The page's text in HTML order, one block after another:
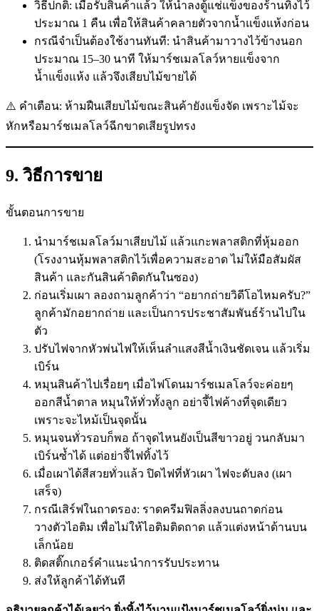
วิธีปกติ: เมื่อรับสินค้าแล้ว ให้นำลงตู้แช่แข็งของร้านทิ้งไว้
ประมาณ 1 คืน เพื่อให้สินค้าคลายตัวจากน้ำแข็งแห้งก่อน
กรณีจำเป็นต้องใช้งานทันที: นำสินค้ามาวางไว้ข้างนอก
ประมาณ 15–30 นาที ให้มาร์ชเมลโลว์หายแข็งจาก
น้ำแข็งแห้ง แล้วจึงเสียบไม้ขายได้
⚠️ คำเตือน: ห้ามฝืนเสียบไม้ขณะสินค้ายังแข็งจัด เพราะไม้จะ
หักหรือมาร์ชเมลโลว์ฉีกขาดเสียรูปทรง
9. วิธีการขาย
ขั้นตอนการขาย
นำมาร์ชเมลโลว์มาเสียบไม้ แล้วแกะพลาสติกที่หุ้มออก
(โรงงานหุ้มพลาสติกไว้เพื่อความสะอาด ไม่ให้มือสัมผัส
สินค้า และกันสินค้าติดกันในซอง)
ก่อนเริ่มเผา ลองถามลูกค้าว่า “อยากถ่ายวิดีโอไหมครับ?”
ลูกค้ามักอยากถ่าย และเป็นการประชาสัมพันธ์ร้านไปใน
ตัว
ปรับไฟจากหัวพ่นไฟให้เห็นลำแสงสีน้ำเงินชัดเจน แล้วเริ่ม
เบิร์น
หมุนสินค้าไปเรื่อยๆ เมื่อไฟโดนมาร์ชเมลโลว์จะค่อยๆ
ออกสีน้ำตาล หมุนให้ทั่วทั้งลูก อย่าจี้ไฟค้างที่จุดเดียว
เพราะจะไหม้เป็นจุดนั้น
หมุนจนทั่วรอบก็พอ ถ้าจุดไหนยังเป็นสีขาวอยู่ วนกลับมา
เบิร์นซ้ำได้ แต่อย่าจี้ไฟทิ้งไว้
เมื่อเผาได้สีสวยทั่วแล้ว ปิดไฟที่หัวเผา ไฟจะดับลง (เผา
เสร็จ)
กรณีเสิร์ฟในถาดรอง: ราดครีมฟิลลิ่งลงบนถาดก่อน
วางตัวไอติม เพื่อไม่ให้ไอติมติดถาด แล้วแต่งหน้าด้านบน
เล็กน้อย
ติดสติ๊กเกอร์คำแนะนำการรับประทาน
ส่งให้ลูกค้าได้ทันที